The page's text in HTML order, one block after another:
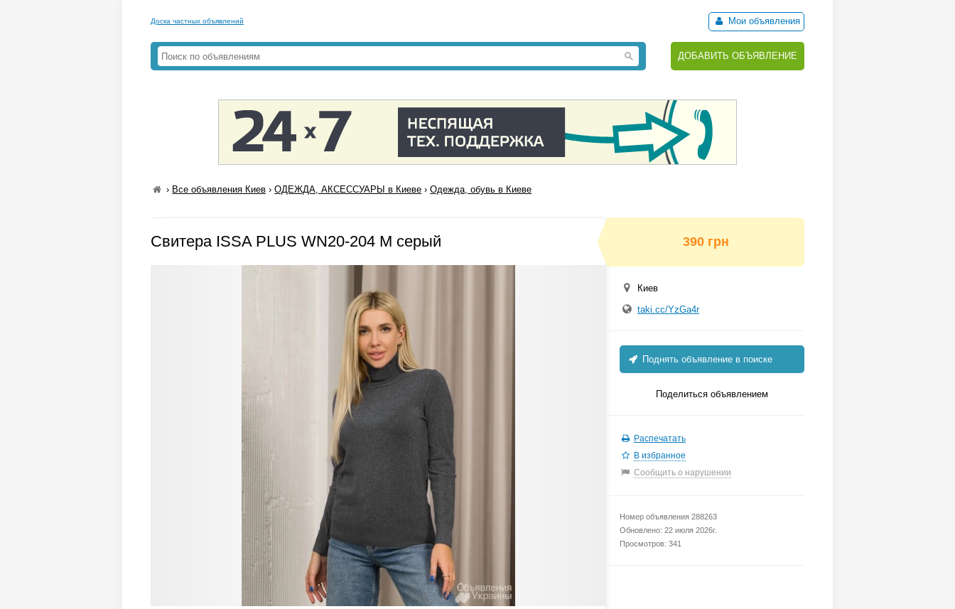
Доска частных объявлений Мои объявления
ДОБАВИТЬ ОБЪЯВЛЕНИЕ
› Все объявления Киев ›ОДЕЖДА, АКСЕССУАРЫ в Киеве ›Одежда, обувь в Киеве
Свитера ISSA PLUS WN20-204 M серый 390 грн
Киев
taki.cc/YzGa4r
Поднять объявление в поиске
Поделиться объявлением
Распечатать
В избранное
Сообщить о нарушении
Номер объявления 288263
Обновлено: 22 июля 2026г.
Просмотров: 341